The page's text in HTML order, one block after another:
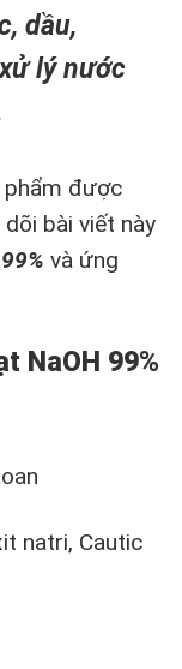
dầu,
lý nước
phẩm được
dõi bài viết này
và ứng
NaOH 99%
natri, Cautic